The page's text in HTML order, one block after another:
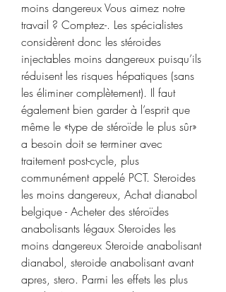
moins dangereux Vous aimez notre
travail ? Comptez-. Les spécialistes
considèrent donc les stéroides
injectables moins dangereux puisqu’ils
réduisent les risques hépatiques (sans
les éliminer complètement). Il faut
également bien garder à l’esprit que
même le «type de stéroïde le plus sûr»
a besoin doit se terminer avec
traitement post-cycle, plus
communément appelé PCT. Steroides
les moins dangereux, Achat dianabol
belgique - Acheter des stéroïdes
anabolisants légaux Steroides les
moins dangereux Steroide anabolisant
dianabol, steroide anabolisant avant
apres, stero. Parmi les effets les plus